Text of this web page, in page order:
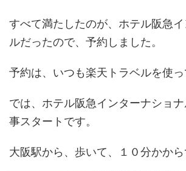
すべて満たしたのが、ホテル阪急
ルだったので、予約しました。
予約は、いつも楽天トラベルを使っ
では、ホテル阪急インターナショ
事スタートです。
大阪駅から、歩いて、１０分かから